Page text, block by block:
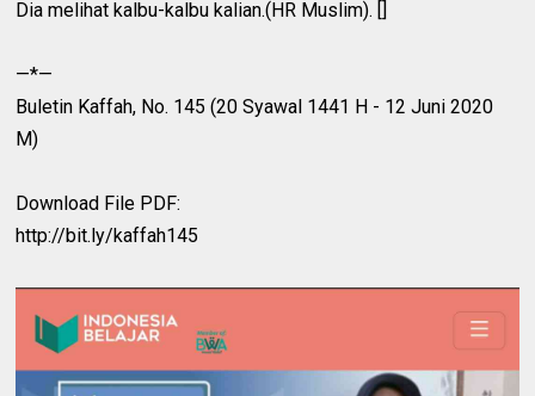
Dia melihat kalbu-kalbu kalian.(HR Muslim). []
—*—
Buletin Kaffah, No. 145 (20 Syawal 1441 H - 12 Juni 2020
M)
Download File PDF:
http://bit.ly/kaffah145